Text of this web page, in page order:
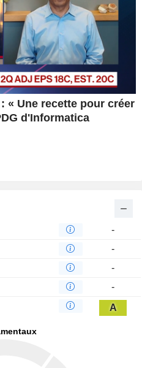
de métadonnées actives.
« Une recette pour créer
d'Informatica
-
-
-
-
A